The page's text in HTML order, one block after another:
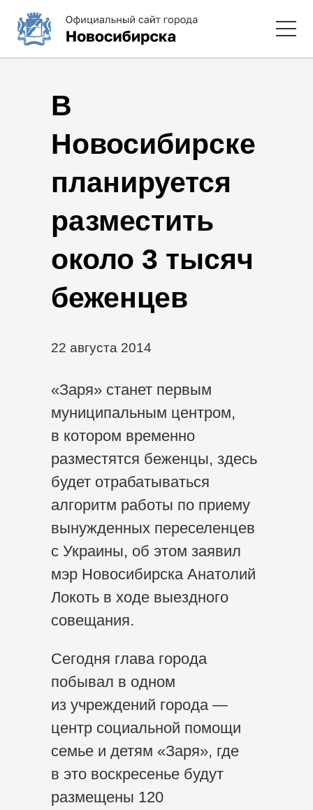
В
Новосибирске
планируется
разместить
около 3 тысяч
беженцев
22 августа 2014
«Заря» станет первым
муниципальным центром,
в котором временно
разместятся беженцы, здесь
будет отрабатываться
алгоритм работы по приему
вынужденных переселенцев
с Украины, об этом заявил
мэр Новосибирска Анатолий
Локоть в ходе выездного
совещания.
Сегодня глава города
побывал в одном
из учреждений города —
центр социальной помощи
семье и детям «Заря», где
в это воскресенье будут
размещены 120